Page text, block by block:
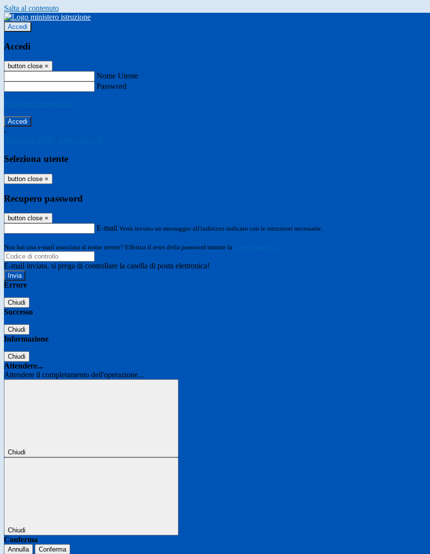
Salta al contenuto
Accedi
Accedi
button close ×
Nome Utente
Password
-
Seleziona utente
button close ×
Recupero password
button close ×
E-mail Verrà inviato un messaggio all'indirizzo indicato con le istruzioni necessarie.
Non hai una e-mail associata al nome utente? Effettua il reset della password tramite la
E-mail inviata, si prega di controllare la casella di posta elettronica!
Errore
Chiudi
Successo
Chiudi
Informazione
Chiudi
Attendere...
Attendere il completamento dell'operazione...
Chiudi
Chiudi
Conferma
Annulla Conferma